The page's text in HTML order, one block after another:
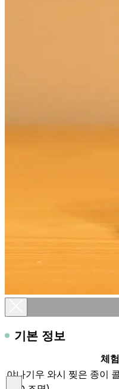
기본 정보
체
야나기우 와시 찢은 종이